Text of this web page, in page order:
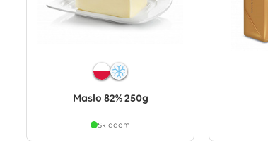
Maslo 82% 250g
Skladom